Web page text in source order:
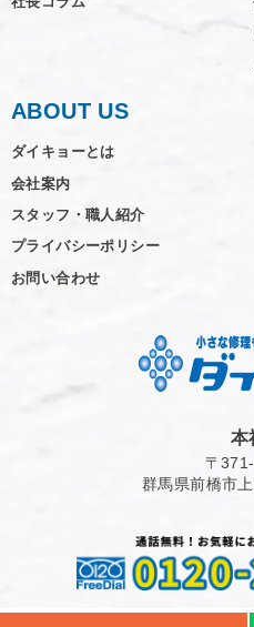
ABOUT US
ダイキョーとは
会社案内
スタッフ・職人紹介
プライバシーポリシー
お問い合わせ
本
〒
群馬県前橋市